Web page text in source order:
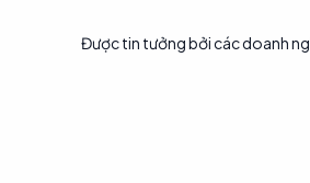
Được tin tưởng bởi các doanh